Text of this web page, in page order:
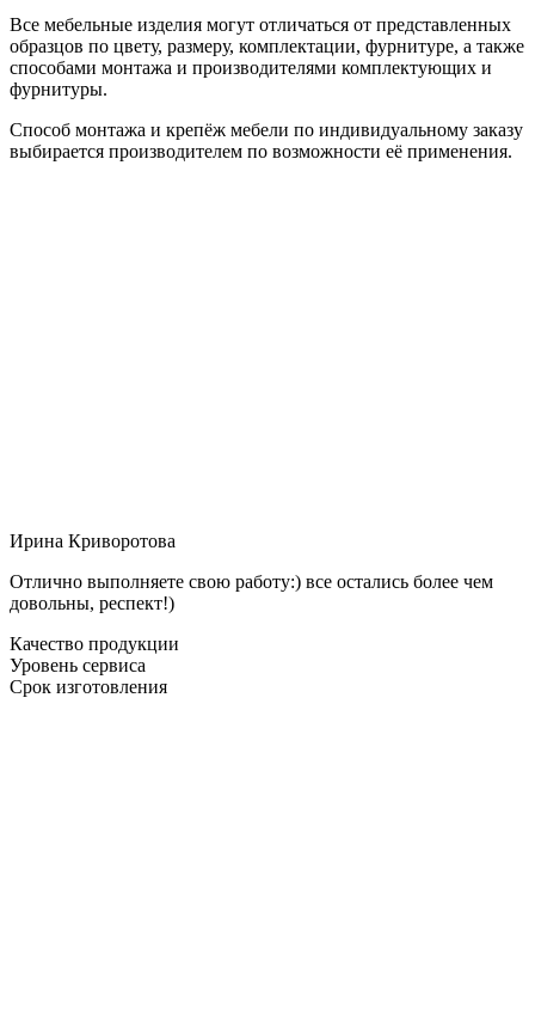
Все мебельные изделия могут отличаться от представленных
образцов по цвету, размеру, комплектации, фурнитуре, а также
способами монтажа и производителями комплектующих и
фурнитуры.
Способ монтажа и крепёж мебели по индивидуальному заказу
выбирается производителем по возможности её применения.
Ирина Криворотова
Отлично выполняете свою работу:) все остались более чем
довольны, респект!)
Качество продукции
Уровень сервиса
Срок изготовления